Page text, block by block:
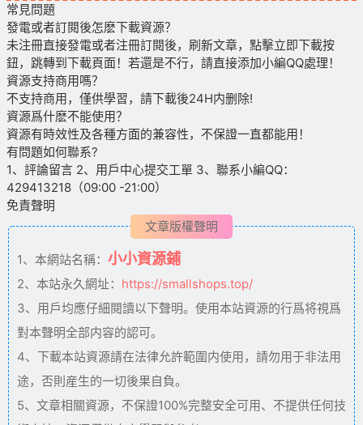
常見問題
發電或者訂閱後怎麽下載資源？
未注冊直接發電或者注冊訂閱後，刷新文章，點擊立即下載按
鈕，跳轉到下載頁面！若還是不行，請直接添加小編QQ處理！
資源支持商用嗎？
不支持商用，僅供學習，請下載後24H内删除!
資源爲什麽不能使用？
資源有時效性及各種方面的兼容性，不保證一直都能用！
有問題如何聯系?
1、評論留言 2、用戶中心提交工單 3、聯系小編QQ：
429413218（09:00 -21:00）
免責聲明
文章版權聲明
1、本網站名稱： 小小資源鋪
2、本站永久網址： https://smallshops.top/
3、用戶均應仔細閱讀以下聲明。使用本站資源的行爲将視爲
對本聲明全部内容的認可。
4、下載本站資源請在法律允許範圍内使用，請勿用于非法用
途，否則産生的一切後果自負。
5、文章相關資源，不保證100%完整安全可用、不提供任何技